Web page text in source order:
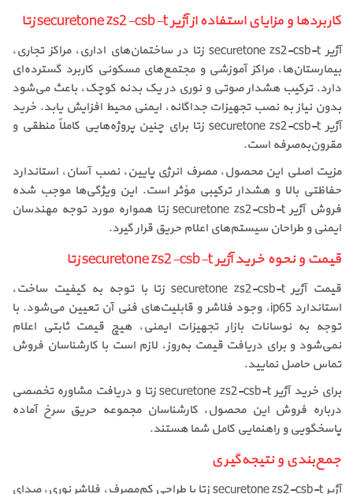
کاربردها و مزایای استفاده از آژیر securetone zs2-csb-t زتا
آژیر securetone zs2-csb-t زتا در ساختمان‌های اداری، مراکز تجاری،
بیمارستان‌ها، مراکز آموزشی و مجتمع‌های مسکونی کاربرد گسترده‌ای
دارد. ترکیب هشدار صوتی و نوری در یک بدنه کوچک، باعث می‌شود
بدون نیاز به نصب تجهیزات جداگانه، ایمنی محیط افزایش یابد. خرید
آژیر securetone zs2-csb-t زتا برای چنین پروژه‌هایی کاملاً منطقی و
مقرون‌به‌صرفه است.
مزیت اصلی این محصول، مصرف انرژی پایین، نصب آسان، استاندارد
حفاظتی بالا و هشدار ترکیبی مؤثر است. این ویژگی‌ها موجب شده
فروش آژیر securetone zs2-csb-t زتا همواره مورد توجه مهندسان
ایمنی و طراحان سیستم‌های اعلام حریق قرار گیرد.
قیمت و نحوه خرید آژیر securetone zs2-csb-t زتا
قیمت آژیر securetone zs2-csb-t زتا با توجه به کیفیت ساخت،
استاندارد ip65، وجود فلاشر و قابلیت‌های فنی آن تعیین می‌شود. با
توجه به نوسانات بازار تجهیزات ایمنی، هیچ قیمت ثابتی اعلام
نمی‌شود و برای دریافت قیمت به‌روز، لازم است با کارشناسان فروش
تماس حاصل نمایید.
برای خرید آژیر securetone zs2-csb-t زتا و دریافت مشاوره تخصصی
درباره فروش این محصول، کارشناسان مجموعه حریق سرخ آماده
پاسخگویی و راهنمایی کامل شما هستند.
جمع‌بندی و نتیجه‌گیری
آژیر securetone zs2-csb-t زتا با طراحی کم‌مصرف، فلاشر نوری، صدای